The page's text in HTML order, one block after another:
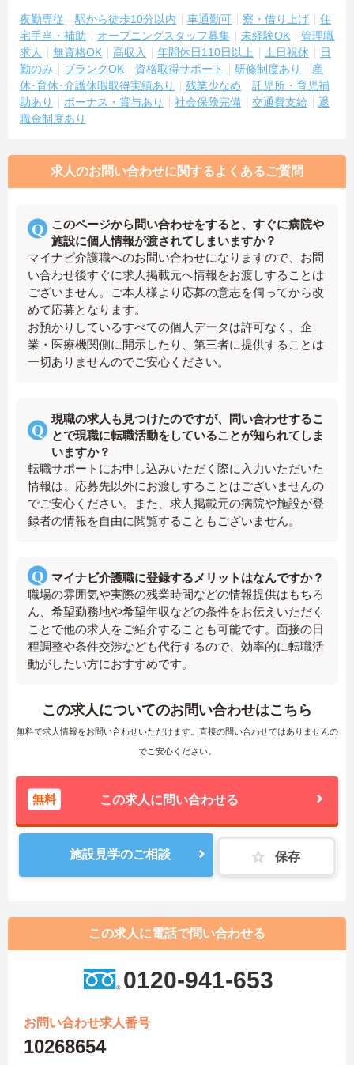
夜勤専従 駅から徒歩10分以内 車通勤可 寮・借り上げ
住
宅手当・補助
オープニングスタッフ募集 未経験OK
管理職
求人
無資格OK 高収入 年間休日110日以上 土日祝休
日
勤のみ
ブランクOK 資格取得サポート 研修制度あり
産
休･育休･介護休暇取得実績あり
残業少なめ
託児所・育児補
助あり
ボーナス・賞与あり 社会保険完備 交通費支給
退
職金制度あり
求人のお問い合わせに関するよくあるご質問
このページから問い合わせをすると、すぐに病院や
施設に個人情報が渡されてしまいますか？
マイナビ介護職へのお問い合わせになりますので、お問
い合わせ後すぐに求人掲載元へ情報をお渡しすることは
ございません。ご本人様より応募の意志を伺ってから改
めて応募となります。
お預かりしているすべての個人データは許可なく、企
業・医療機関側に開示したり、第三者に提供することは
一切ありませんのでご安心ください。
現職の求人も見つけたのですが、問い合わせするこ
とで現職に転職活動をしていることが知られてしま
いますか？
転職サポートにお申し込みいただく際に入力いただいた
情報は、応募先以外にお渡しすることはございませんの
でご安心ください。また、求人掲載元の病院や施設が登
録者の情報を自由に閲覧することもございません。
マイナビ介護職に登録するメリットはなんですか？
職場の雰囲気や実際の残業時間などの情報提供はもちろ
ん、希望勤務地や希望年収などの条件をお伝えいただく
ことで他の求人をご紹介することも可能です。面接の日
程調整や条件交渉なども代行するので、効率的に転職活
動がしたい方におすすめです。
この求人についてのお問い合わせはこちら
無料で求人情報をお問い合わせいただけます。直接の問い合わせではありませんの
でご安心ください。
無料 この求人に問い合わせる
施設見学のご相談 保存
この求人に電話で問い合わせる
0120-941-653
お問い合わせ求人番号
10268654